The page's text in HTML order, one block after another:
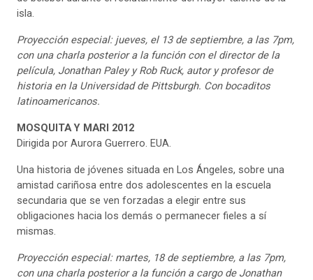
isla.
Proyección especial: jueves, el 13 de septiembre, a las 7pm,
con una charla posterior a la función con el director de la
película, Jonathan Paley y Rob Ruck, autor y profesor de
historia en la Universidad de Pittsburgh. Con bocaditos
latinoamericanos.
MOSQUITA Y MARI 2012
Dirigida por Aurora Guerrero. EUA.
Una historia de jóvenes situada en Los Ángeles, sobre una
amistad cariñosa entre dos adolescentes en la escuela
secundaria que se ven forzadas a elegir entre sus
obligaciones hacia los demás o permanecer fieles a sí
mismas.
Proyección especial: martes, 18 de septiembre, a las 7pm,
con una charla posterior a la función a cargo de Jonathan